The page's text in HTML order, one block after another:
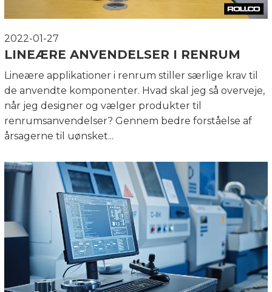
2022-01-27
LINEÆRE ANVENDELSER I RENRUM
Lineære applikationer i renrum stiller særlige krav til
de anvendte komponenter. Hvad skal jeg så overveje,
når jeg designer og vælger produkter til
renrumsanvendelser? Gennem bedre forståelse af
årsagerne til uønsket...